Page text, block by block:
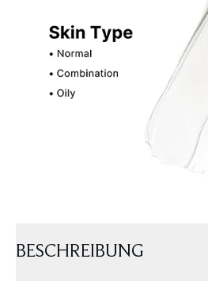
BESCHREIBUNG